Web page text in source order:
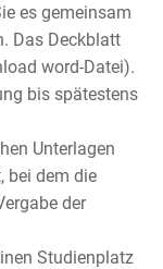
es gemeinsam
Das Deckblatt
word-Datei).
bis spätestens
Unterlagen
bei dem die
der
Studienplatz